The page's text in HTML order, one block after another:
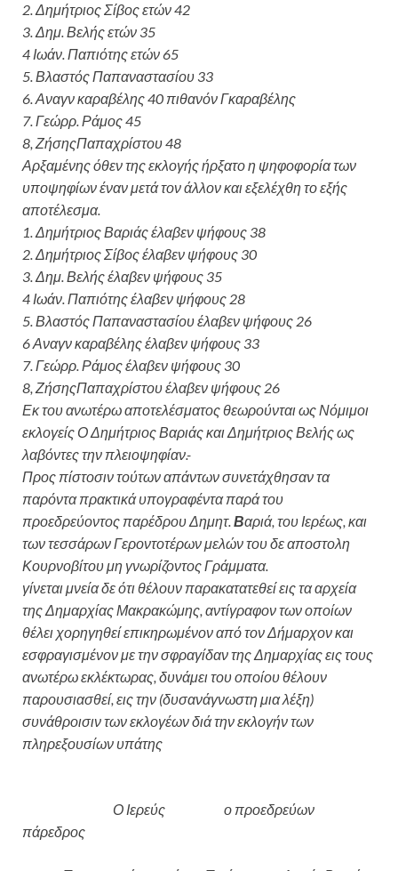
2. Δημήτριος Σίβος ετών 42
3. Δημ. Βελής ετών 35
4 Ιωάν. Παπιότης ετών 65
5. Βλαστός Παπαναστασίου 33
6. Αναγν καραβέλης 40 πιθανόν Γκαραβέλης
7. Γεώρρ. Ράμος 45
8, ΖήσηςΠαπαχρίστου 48
Αρξαμένης όθεν της εκλογής ήρξατο η ψηφοφορία των
υποψηφίων έναν μετά τον άλλον και εξελέχθη το εξής
αποτέλεσμα.
1. Δημήτριος Βαριάς έλαβεν ψήφους 38
2. Δημήτριος Σίβος έλαβεν ψήφους 30
3. Δημ. Βελής έλαβεν ψήφους 35
4 Ιωάν. Παπιότης έλαβεν ψήφους 28
5. Βλαστός Παπαναστασίου έλαβεν ψήφους 26
6 Αναγν καραβέλης έλαβεν ψήφους 33
7. Γεώρρ. Ράμος έλαβεν ψήφους 30
8, ΖήσηςΠαπαχρίστου έλαβεν ψήφους 26
Εκ του ανωτέρω αποτελέσματος θεωρούνται ως Νόμιμοι
εκλογείς Ο Δημήτριος Βαριάς και Δημήτριος Βελής ως
λαβόντες την πλειοψηφίαν.-
Προς πίστοσιν τούτων απάντων συνετάχθησαν τα
παρόντα πρακτικά υπογραφέντα παρά του
προεδρεύοντος παρέδρου Δημητ.Βαριά, του Ιερέως, και
των τεσσάρων Γεροντοτέρων μελών του δε αποστολη
Κουρνοβίτου μη γνωρίζοντος Γράμματα.
γίνεται μνεία δε ότι θέλουν παρακατατεθεί εις τα αρχεία
της Δημαρχίας Μακρακώμης, αντίγραφον των οποίων
θέλει χορηγηθεί επικηρωμένον από τον Δήμαρχον και
εσφραγισμένον με την σφραγίδαν της Δημαρχίας εις τους
ανωτέρω εκλέκτωρας, δυνάμει του οποίου θέλουν
παρουσιασθεί, εις την (δυσανάγνωστη μια λέξη)
συνάθροισιν των εκλογέων διά την εκλογήν των
πληρεξουσίων υπάτης
Ο Ιερεύς ο προεδρεύων
πάρεδρος